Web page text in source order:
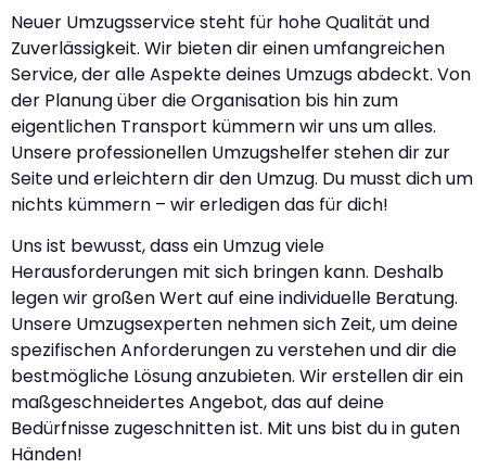
Neuer Umzugsservice steht für hohe Qualität und
Zuverlässigkeit. Wir bieten dir einen umfangreichen
Service, der alle Aspekte deines Umzugs abdeckt. Von
der Planung über die Organisation bis hin zum
eigentlichen Transport kümmern wir uns um alles.
Unsere professionellen Umzugshelfer stehen dir zur
Seite und erleichtern dir den Umzug. Du musst dich um
nichts kümmern – wir erledigen das für dich!
Uns ist bewusst, dass ein Umzug viele
Herausforderungen mit sich bringen kann. Deshalb
legen wir großen Wert auf eine individuelle Beratung.
Unsere Umzugsexperten nehmen sich Zeit, um deine
spezifischen Anforderungen zu verstehen und dir die
bestmögliche Lösung anzubieten. Wir erstellen dir ein
maßgeschneidertes Angebot, das auf deine
Bedürfnisse zugeschnitten ist. Mit uns bist du in guten
Händen!